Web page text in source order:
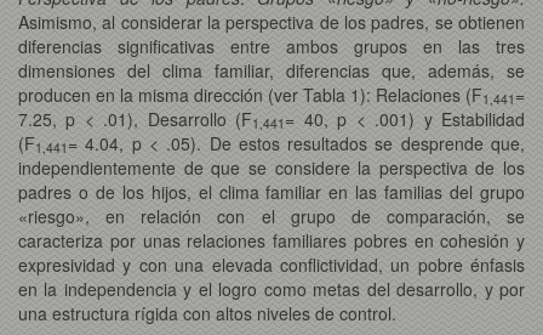
Asimismo, al considerar la perspectiva de los padres, se obtienen
diferencias significativas entre ambos grupos en las tres
dimensiones del clima familiar, diferencias que, además, se
producen en la misma dirección (ver Tabla 1): Relaciones (F1,441 =
7.25, p < .01), Desarrollo (F1,441 = 40, p < .001) y Estabilidad
(F1,441= 4.04, p < .05). De estos resultados se desprende que,
independientemente de que se considere la perspectiva de los
padres o de los hijos, el clima familiar en las familias del grupo
«riesgo», en relación con el grupo de comparación, se
caracteriza por unas relaciones familiares pobres en cohesión y
expresividad y con una elevada conflictividad, un pobre énfasis
en la independencia y el logro como metas del desarrollo, y por
una estructura rígida con altos niveles de control.